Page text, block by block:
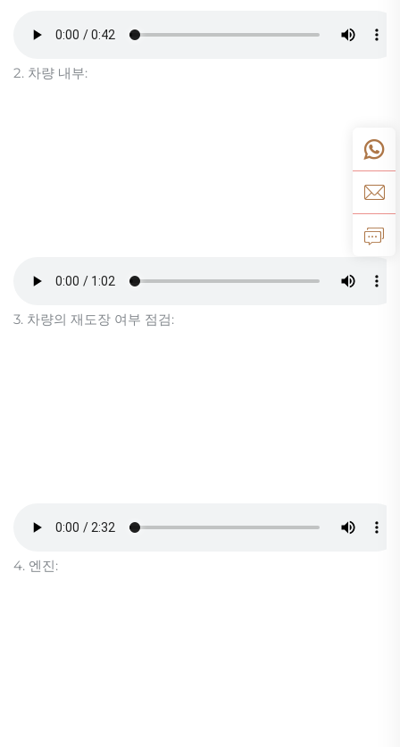
2. 차량 내부:
3. 차량의 재도장 여부 점검:
4. 엔진: